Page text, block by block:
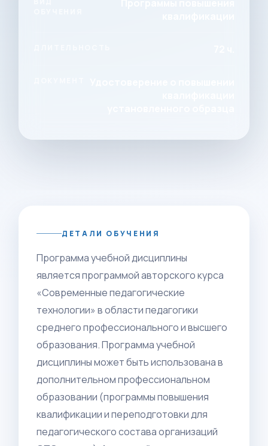
ДЕТАЛИ ОБУЧЕНИЯ
Программа учебной дисциплины
является программой авторского курса
«Современные педагогические
технологии» в области педагогики
среднего профессионального и высшего
образования. Программа учебной
дисциплины может быть использована в
дополнительном профессиональном
образовании (программы повышения
квалификации и переподготовки для
педагогического состава организаций